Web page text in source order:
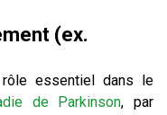
(ex.
essentiel dans le
de Parkinson, par